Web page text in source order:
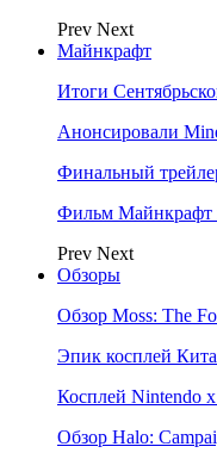
Prev Next
Майнкрафт
Итоги
Анонсировали
Финальный
Фильм Майнкрафт
Prev Next
Обзоры
Обзор Moss: The
Эпик косплей
Косплей Nintendo
Обзор Halo: